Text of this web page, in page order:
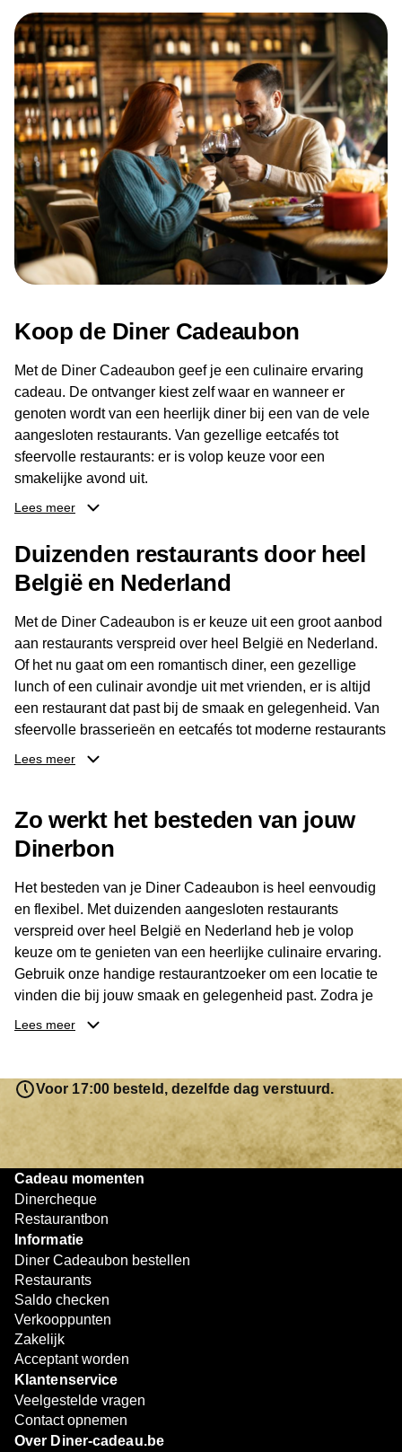
Koop de Diner Cadeaubon
Met de Diner Cadeaubon geef je een culinaire ervaring
cadeau. De ontvanger kiest zelf waar en wanneer er
genoten wordt van een heerlijk diner bij een van de vele
aangesloten restaurants. Van gezellige eetcafés tot
sfeervolle restaurants: er is volop keuze voor een
smakelijke avond uit.
ontvanger eenvoudig een locatie kiezen die past bij de
smaak en gelegenheid. Zo geeft de Diner Cadeaubon niet
alleen een diner, maar ook een gezellig moment om
Lees meer
Duizenden restaurants door heel
België en Nederland
Met de Diner Cadeaubon is er keuze uit een groot aanbod
aan restaurants verspreid over heel België en Nederland.
Of het nu gaat om een romantisch diner, een gezellige
lunch of een culinair avondje uit met vrienden, er is altijd
een restaurant dat past bij de smaak en gelegenheid. Van
sfeervolle brasserieën en eetcafés tot moderne restaurants
en gastronomische locaties: er is voor ieder wat wils.
buurt, bijvoorbeeld in Brussel, Antwerpen, Gent of Brugge.
De ontvanger kiest zelf waar en wanneer er wordt genoten
van deze culinaire ervaring. Zo is de Diner Cadeaubon
niet alleen een diner, maar een bijzondere belevenis.
Lees meer
Zo werkt het besteden van jouw
Dinerbon
Het besteden van je Diner Cadeaubon is heel eenvoudig
en flexibel. Met duizenden aangesloten restaurants
verspreid over heel België en Nederland heb je volop
keuze om te genieten van een heerlijke culinaire ervaring.
Gebruik onze handige restaurantzoeker om een locatie te
vinden die bij jouw smaak en gelegenheid past. Zodra je
je keuze hebt gemaakt, kun je eenvoudig reserveren en na
resterende bedrag blijft gewoon op de bon staan en kan
later worden gebruikt. Zo geniet je keer op keer van
bijzondere eetmomenten.
Lees meer
Voor 17:00 besteld, dezelfde dag verstuurd.
Cadeau momenten
Dinercheque
Restaurantbon
Informatie
Diner Cadeaubon bestellen
Restaurants
Saldo checken
Verkooppunten
Zakelijk
Acceptant worden
Klantenservice
Veelgestelde vragen
Contact opnemen
Over Diner-cadeau.be